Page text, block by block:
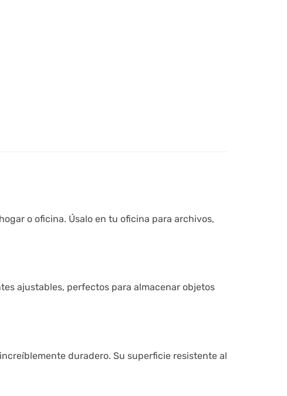
o oficina. Úsalo en tu oficina para archivos,
ajustables, perfectos para almacenar objetos
duradero. Su superficie resistente al